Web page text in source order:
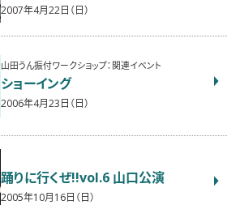
2007年4月22日（日）
山田うん振付ワークショップ：関連イベント
ショーイング
2006年4月23日（日）
踊りに行くぜ!!vol.6 山口公演
2005年10月16日（日）